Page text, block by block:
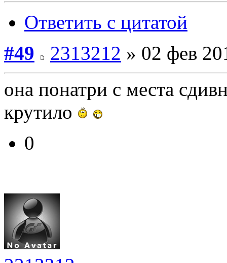
Ответить с цитатой
#49
2313212 » 02 фев
она понатри с места
крутило
0